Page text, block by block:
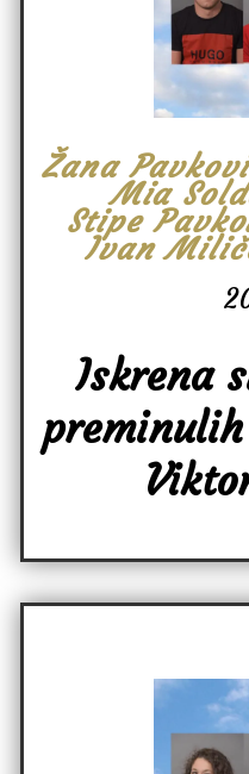
Žana
Mia
Stipe
Ivan
Iskrena